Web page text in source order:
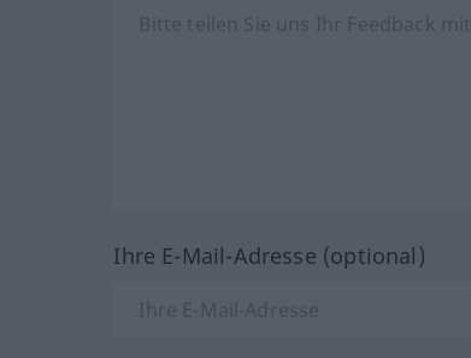
Ihre E-Mail-Adresse (optional)